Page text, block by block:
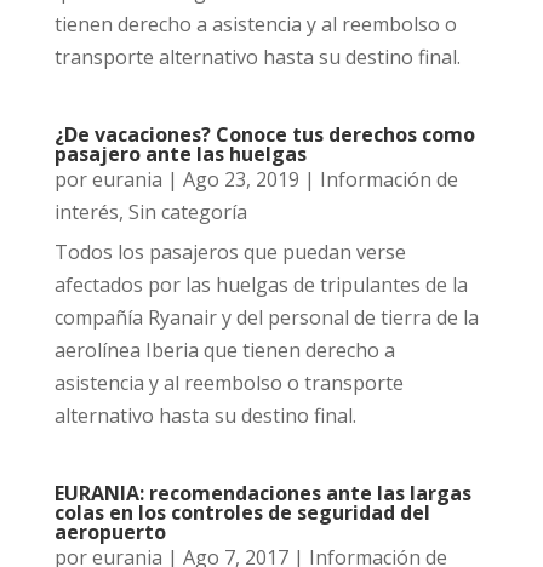
tienen derecho a asistencia y al reembolso o
transporte alternativo hasta su destino final.
¿De vacaciones? Conoce tus derechos como
pasajero ante las huelgas
poreurania | Ago 23, 2019 | Información de
interés, Sin categoría
Todos los pasajeros que puedan verse
afectados por las huelgas de tripulantes de la
compañía Ryanair y del personal de tierra de la
aerolínea Iberia que tienen derecho a
asistencia y al reembolso o transporte
alternativo hasta su destino final.
EURANIA: recomendaciones ante las largas
colas en los controles de seguridad del
aeropuerto
poreurania | Ago 7, 2017| Información de